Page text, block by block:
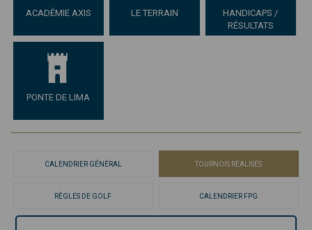
ACADÉMIE AXIS LE TERRAIN
HANDICAPS /
RÉSULTATS
PONTE DE LIMA
CALENDRIER GÉNÉRAL TOURNOIS RÉALISÉS
RÈGLES DE GOLF CALENDRIER FPG